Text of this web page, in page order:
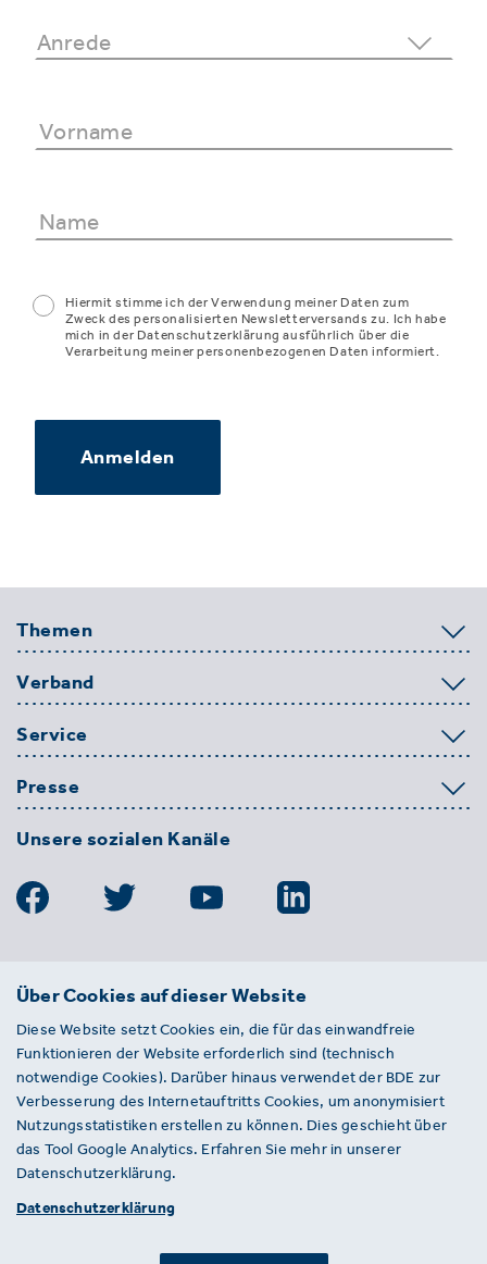
Hiermit stimme ich der Verwendung meiner Daten zum
Zweck des personalisierten Newsletterversands zu. Ich habe
mich in der Datenschutzerklärung ausführlich über die
Verarbeitung meiner personenbezogenen Daten informiert.
Anmelden
Themen
Verband
Service
Presse
Unsere sozialen Kanäle
BDE
Entsorgungs-, Wasser- und
Kreislaufwirtschaft e. V.
Von-der-Heydt-Straße 2
D 10785 Berlin
Sie haben einen Fehler auf unserer Website
gefunden? Ihnen ist ein defekter Link
aufgefallen? Wir freuen uns über Ihren
Über Cookies auf dieser Website
Diese Website setzt Cookies ein, die für das einwandfreie
Funktionieren der Website erforderlich sind (technisch
notwendige Cookies). Darüber hinaus verwendet der BDE zur
Verbesserung des Internetauftritts Cookies, um anonymisiert
Nutzungsstatistiken erstellen zu können. Dies geschieht über
das Tool Google Analytics. Erfahren Sie mehr in unserer
Datenschutzerklärung.
Datenschutzerklärung